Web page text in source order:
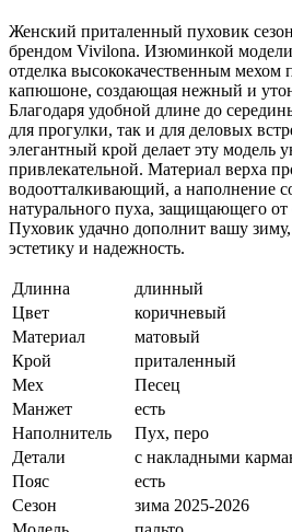
Женский приталенный пуховик
брендом Vivilona. Изюминкой модели
отделка высококачественным мехом
капюшоне, создающая нежный и
Благодаря удобной длине до
для прогулки, так и для деловых
элегантный крой делает эту модель
привлекательной. Материал верха
водоотталкивающий, а наполнение
натурального пуха, защищающего от
Пуховик удачно дополнит вашу
эстетику и надежность.
Длинна
длинный
Цвет
коричневый
Материал
матовый
Крой
приталенный
Мех
Песец
Манжет
есть
Наполнитель
Пух, перо
Детали
с накладными
Пояс
есть
Сезон
зима 2025-2026